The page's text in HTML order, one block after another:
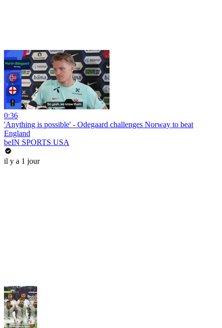
0:36
'Anything is possible' - Odegaard challenges Norway to beat
England
beIN SPORTS USA
il y a 1 jour